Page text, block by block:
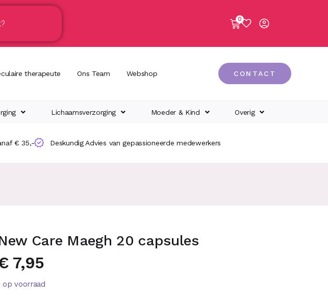
0
therapeute Ons Team Webshop CONTACT
Lichaamsverzorging Moeder & Kind Overig
€ 35,- Deskundig Advies van gepassioneerde medewerkers
Care Maegh 20 capsules
7,95
op voorraad